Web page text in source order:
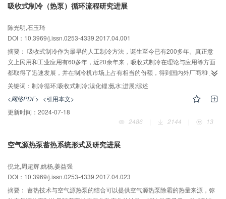
吸收式制冷（热泵）循环流程研究进展
陈光明,石玉琦
DOI：10.3969/j.issn.0253-4339.2017.04.001
摘要： 吸收式制冷作为最早的人工制冷方法，诞生至今已有200多年。真正意
义上民用和工业应用有60多年，近20余年来，吸收式制冷在理论与应用等方面
都取得了迅速发展，并在制冷机市场上占有相当的份额，得到国内外厂商和学
者的广泛关注与研究。随着人类能源消耗量的不断增加，需要进一步深入研究
新能源、分布式能源及能源的高效利用。余热、废热、可再生的太阳能、地热
能等的利用使得热能驱动的吸收式制冷（热泵）技术得到越来越多的关注。与
采用电驱动蒸气机械压缩式制冷（热泵）系统不同，吸收式制冷（热泵）技术
可利用采用低品位热源的热能直接驱动，运行成本远低于电驱动系统。吸收式
特性，同时具有安全，可以无噪音运行，可靠性高等显著优点。但同时具有占
对这些特性，现阶段的主要的研究方向包括：循环设计优化、工质对选择、系
统部件热质传递强化、系统控制策略优化等。狭义的吸收式循环是指闭式、溶
液吸收制冷剂蒸气的吸收式制冷（热泵）循环。该类循环按照循环形式分类包
关键词： 制冷循环;吸收式制冷;溴化锂;氨水;进展;综述
<网络PDF> <引用本文>
更新时间： 2024-07-18
2486
| 2144 | 13
空气源热泵蓄热系统形式及研究进展
倪龙,周超辉,姚杨,姜益强
DOI：10.3969/j.issn.0253-4339.2017.04.023
摘要： 蓄热技术与空气源热泵的结合可以提供空气源热泵除霜的热量来源，弥